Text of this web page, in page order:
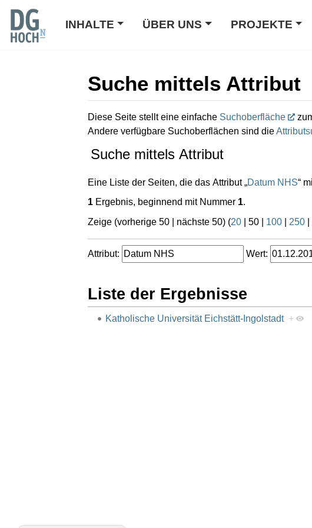
INHALTE ÜBER UNS PROJEKTE
Suche mittels Attribut
Wechseln zu:Navigation,Suche
Diese Seite stellt eine einfache Suchoberfläche
Andere verfügbare Suchoberflächen sind die
Suche mittels Attribut
Eine Liste der Seiten, die das Attribut „Datum NHS
1 Ergebnis, beginnend mit Nummer 1.
Zeige (vorherige 50 nächste 50) (20 50 100 250
Attribut: Wert:
Liste der Ergebnisse
Katholische Universität Eichstätt-Ingolstadt +